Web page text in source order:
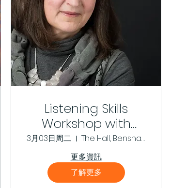
Listening Skills
Workshop with
Kathryn Mannix
3月03日周二
The Hall, Bensham Grove Community Centre
更多資訊
了解更多